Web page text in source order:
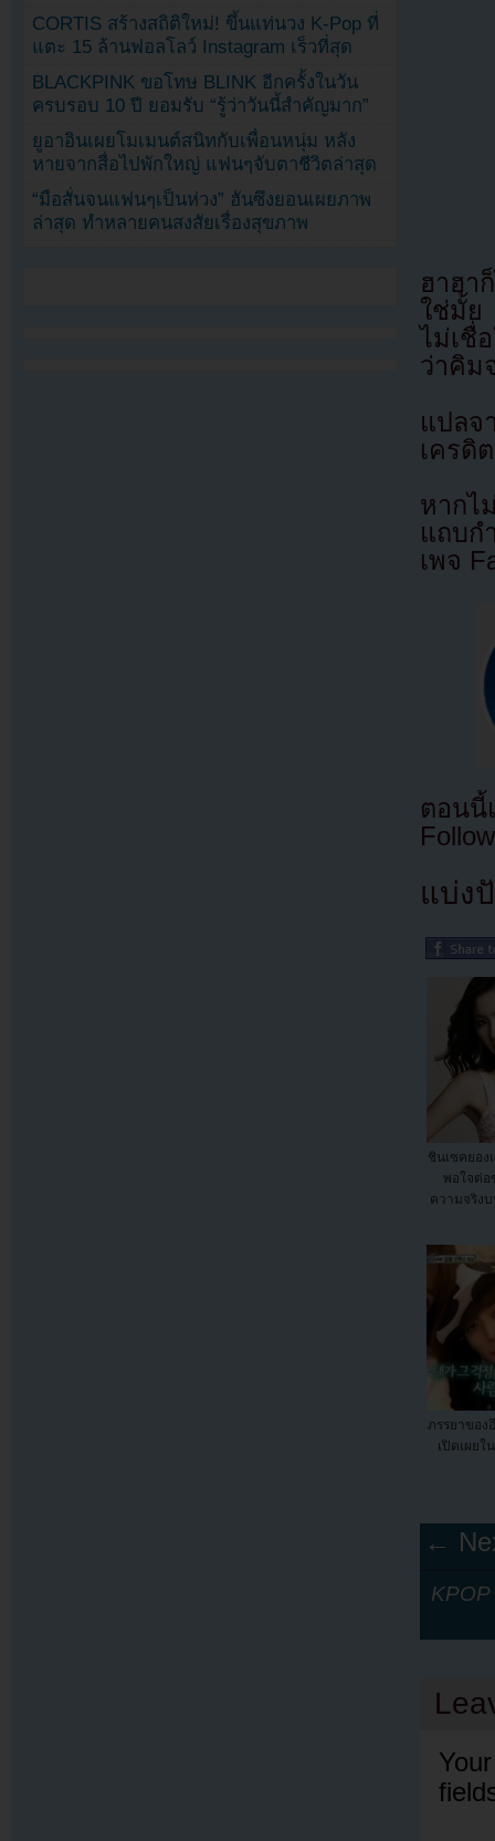
ฮาฮา
ใช่มั้ย
ไม่เชื่
ว่าคิม
แปล
เครดิ
หากไ
แถบก
เพจ
ตอนนี้
แบ่ง
ชินเซคยอง
พอใจต่อ
ความจริงบ
ภรรยาของ
เปิดเผยใ
←
CORTIS สร้างสถิติใหม่! ขึ้นแท่นวง K-Pop ที่
แตะ 15 ล้านฟอลโลว์ Instagram เร็วที่สุด
BLACKPINK ขอโทษ BLINK อีกครั้งในวัน
ครบรอบ 10 ปี ยอมรับ “รู้ว่าวันนี้สำคัญมาก”
ยูอาอินเผยโมเมนต์สนิทกับเพื่อนหนุ่ม หลัง
หายจากสื่อไปพักใหญ่ แฟนๆจับตาชีวิตล่าสุด
“มือสั่นจนแฟนๆเป็นห่วง” ฮันซึงยอนเผยภาพ
ล่าสุด ทำหลายคนสงสัยเรื่องสุขภาพ